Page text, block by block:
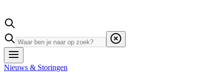
Nieuws & Storingen